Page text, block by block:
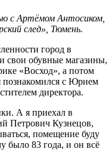
с Артёмом Антосиком,
след», Тюмень.
город в
свои обувные магазины,
«Восход», а потом
познакомился с Юрием
директора.
А я приехал в
Петрович Кузнецов,
помещение буду
было 83 года, и он всё